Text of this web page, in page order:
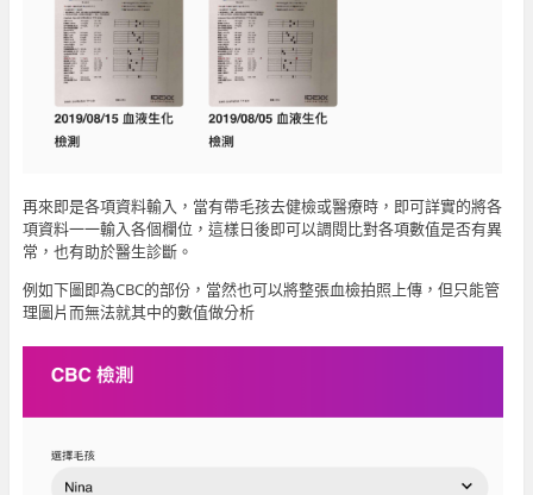
再來即是各項資料輸入，當有帶毛孩去健檢或醫療時，即可詳實的將各
項資料一一輸入各個欄位，這樣日後即可以調閱比對各項數值是否有異
常，也有助於醫生診斷。
例如下圖即為CBC的部份，當然也可以將整張血檢拍照上傳，但只能管
理圖片而無法就其中的數值做分析